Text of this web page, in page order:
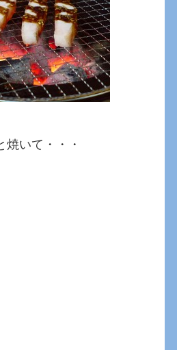
焼いて・・・